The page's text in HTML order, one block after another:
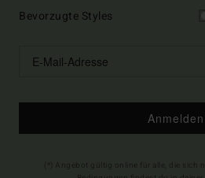
Bevorzugte Styles
Anmelden